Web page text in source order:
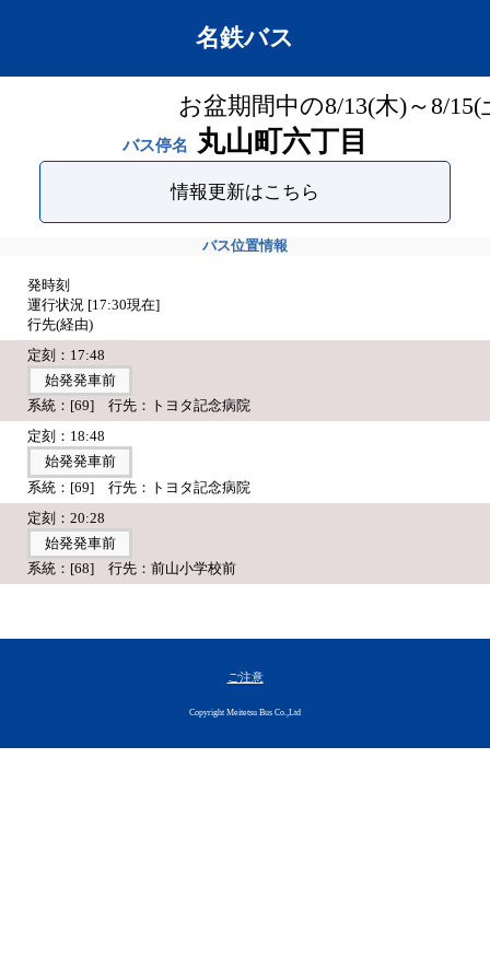
名鉄バス
お盆期間中の8/13(木)～8/
バス停名 丸山町六丁目
情報更新はこちら
バス位置情報
発時刻
運行状況 [17:30現在]
行先(経由)
定刻：17:48
始発発車前
系統：[69] 行先：トヨタ記念病院
定刻：18:48
始発発車前
系統：[69] 行先：トヨタ記念病院
定刻：20:28
始発発車前
系統：[68] 行先：前山小学校前
ご注意
Copyright Meitetsu Bus Co.,Ltd